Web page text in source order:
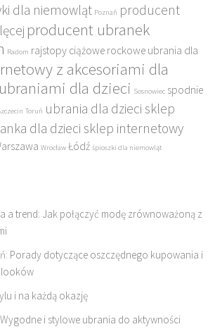
dla niemowląt Poznań producent
producent ubranek
Radom rajstopy ciążowe rockowe ubrania dla
z akcesoriami dla
dla dzieci Sosnowiec spodnie
Toruń ubrania dla dzieci sklep
dla dzieci sklep internetowy
Wrocław Łódź śpioszki dla niemowląt
a trend: Jak połączyć modę zrównoważoną z
Porady dotyczące oszczędnego kupowania i
i na każdą okazję
i stylowe ubrania do aktywności